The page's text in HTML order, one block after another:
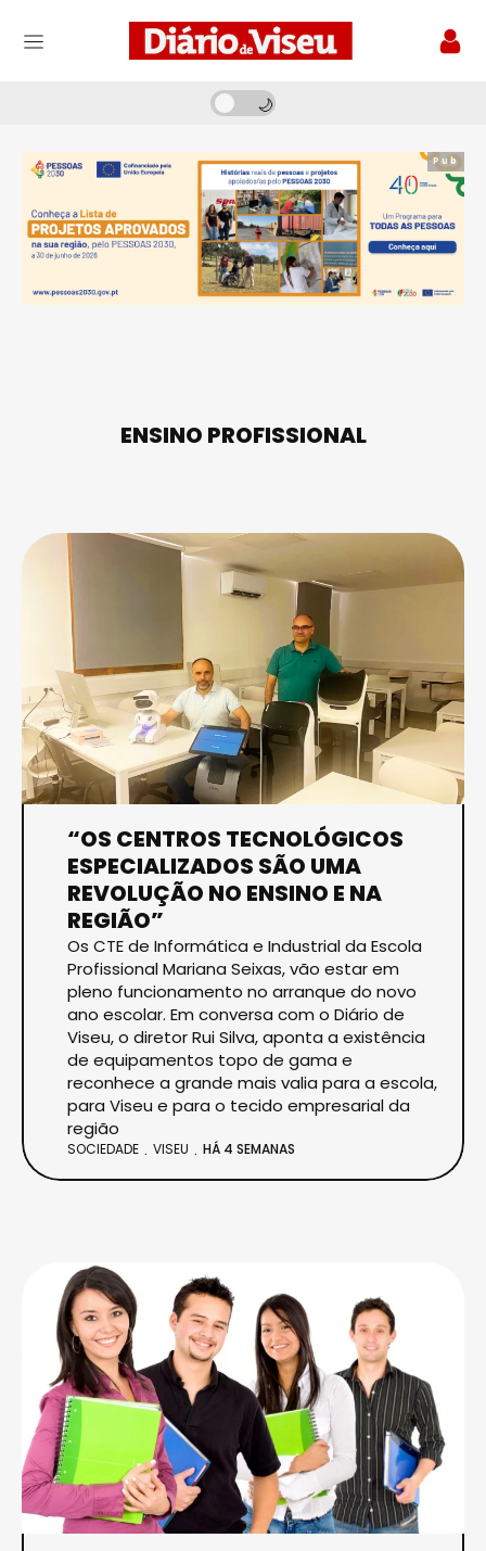
Pub
ENSINO PROFISSIONAL
“OS CENTROS TECNOLÓGICOS
ESPECIALIZADOS SÃO UMA
REVOLUÇÃO NO ENSINO E NA
REGIÃO”
Os CTE de Informática e Industrial da Escola
Profissional Mariana Seixas, vão estar em
pleno funcionamento no arranque do novo
ano escolar. Em conversa com o Diário de
Viseu, o diretor Rui Silva, aponta a existência
de equipamentos topo de gama e
reconhece a grande mais valia para a escola,
para Viseu e para o tecido empresarial da
região
SOCIEDADE VISEU HÁ 4 SEMANAS